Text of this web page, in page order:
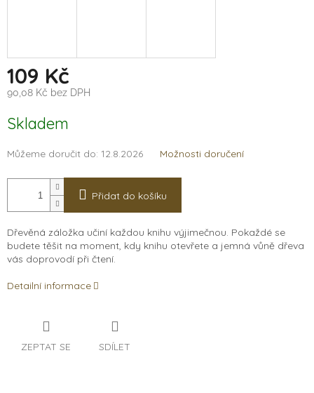
109 Kč
90,08 Kč bez DPH
cena:
Skladem
Můžeme doručit do: 12.8.2026 Možnosti doručení
Přidat do košíku
Dřevěná záložka učiní každou knihu výjimečnou. Pokaždé se
budete těšit na moment, kdy knihu otevřete a jemná vůně dřeva
vás doprovodí při čtení.
Detailní informace
ZEPTAT SE SDÍLET